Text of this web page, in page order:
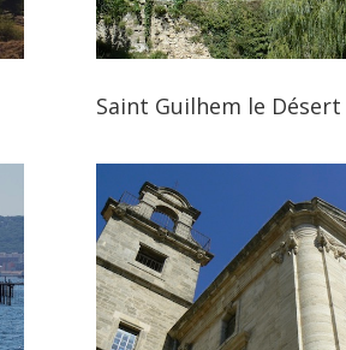
Saint Guilhem le Désert